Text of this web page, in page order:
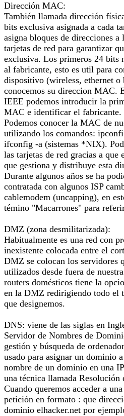
Dirección MAC:
También llamada dirección
bits exclusiva asignada a cada
asigna bloques de direcciones a
tarjetas de red para garantizar
exclusiva. Los primeros 24 bits
al fabricante, esto es util para
dispositivo (wireless, ethernet
conocemos su direccion MAC.
IEEE podemos introducir la
MAC e identificar el fabricante.
Podemos conocer la MAC de
utilizando los comandos:
ifconfig -a (sistemas *NIX).
las tarjetas de red gracias a que
que gestiona y distribuye esta
Durante algunos años se ha
contratada con algunos ISP
cablemodem (uncapping), en
témino "Macarrones" para
DMZ (zona desmilitarizada):
Habitualmente es una red con
inexistente colocada entre el
DMZ se colocan los servidores
utilizados desde fuera de
routers domésticos tiene la
en la DMZ redirigiendo todo el
que designemos.
DNS: viene de las siglas en
Servidor de Nombres de
gestión y búsqueda de
usado para asignar un dominio
nombre de un dominio en una
una técnica llamada Resolución
Cuando queremos acceder a
petición en formato : que
dominio elhacker.net por